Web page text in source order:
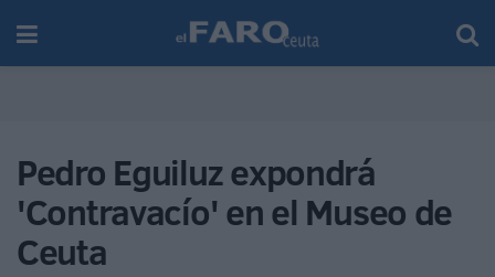
Pedro Eguiluz expondrá
'Contravacío' en el Museo de
Ceuta